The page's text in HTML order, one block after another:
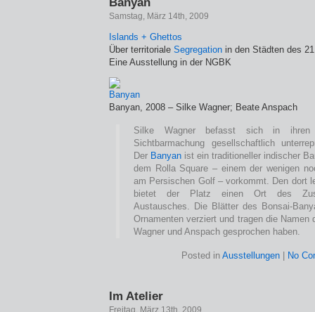
Samstag, März 14th, 2009
Islands + Ghettos
Über territoriale Segregation in den Städten des
Eine Ausstellung in der NGBK
Banyan, 2008 – Silke Wagner; Beate Anspach
Silke Wagner befasst sich in
Sichtbarmachung gesellschaftlich
Der Banyan ist ein traditioneller indischer
dem Rolla Square – einem der wenigen
am Persischen Golf – vorkommt. Den dort
bietet der Platz einen Ort des
Austausches. Die Blätter des Bonsai-
Ornamenten verziert und tragen die Namen
Wagner und Anspach gesprochen haben.
Posted in Ausstellungen| No
Im Atelier
Freitag, März 13th, 2009